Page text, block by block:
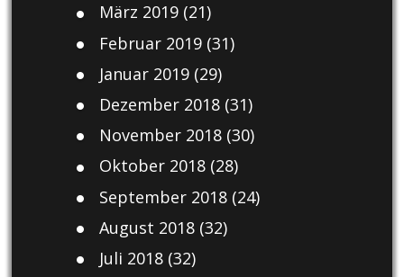
März 2019(21)
Februar 2019(31)
Januar 2019(29)
Dezember 2018(31)
November 2018(30)
Oktober 2018(28)
September 2018(24)
August 2018(32)
Juli 2018(32)